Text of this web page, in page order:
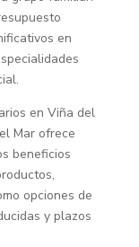
en
en Viña del
Mar ofrece
beneficios
opciones de
y plazos